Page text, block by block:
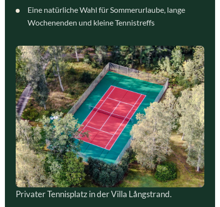
Eine natürliche Wahl für Sommerurlaube, lange
Wochenenden und kleine Tennistreffs
Privater Tennisplatz in der Villa Långstrand.